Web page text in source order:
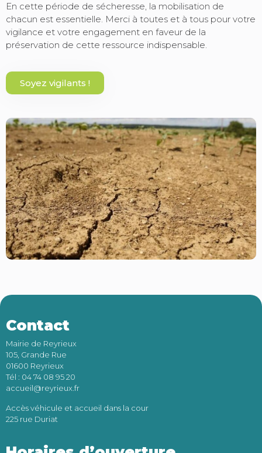
En cette période de sécheresse, la mobilisation de
chacun est essentielle. Merci à toutes et à tous pour votre
vigilance et votre engagement en faveur de la
préservation de cette ressource indispensable.
Soyez vigilants !
Contact
Mairie de Reyrieux
105, Grande Rue
01600 Reyrieux
Tél : 04 74 08 95 20
accueil@reyrieux.fr
Accès véhicule et accueil dans la cour
225 rue Duriat